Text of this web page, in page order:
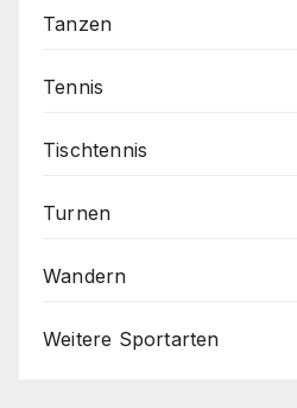
Tanzen
Tennis
Tischtennis
Turnen
Wandern
Weitere Sportarten